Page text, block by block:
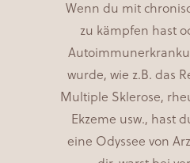
Wenn du mit
zu kämpfen hast
wurde, wie z.B. das
Multiple Sklerose,
Ekzeme usw., hast
eine Odyssee von